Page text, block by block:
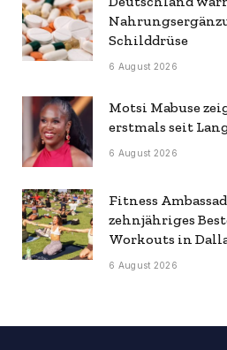
Schilddrüse
6 August 2026
Motsi Mabuse
erstmals seit
6 August 2026
Fitness
zehnjähriges
Workouts in
6 August 2026